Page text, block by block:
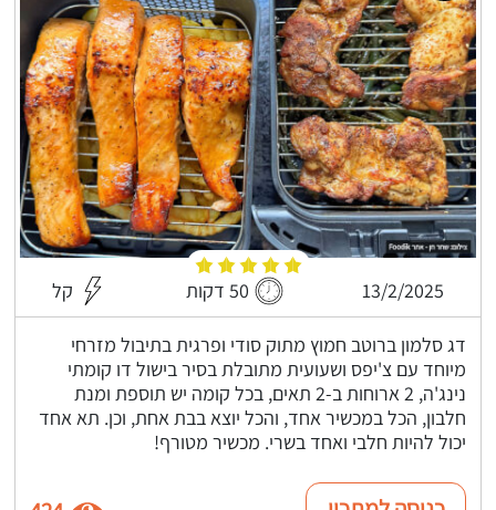
13/2/2025 50 דקות קל
דג סלמון ברוטב חמוץ מתוק סודי ופרגית בתיבול מזרחי
מיוחד עם צ'יפס ושעועית מתובלת בסיר בישול דו קומתי
נינג'ה, 2 ארוחות ב-2 תאים, בכל קומה יש תוספת ומנת
חלבון, הכל במכשיר אחד, והכל יוצא בבת אחת, וכן. תא אחד
יכול להיות חלבי ואחד בשרי. מכשיר מטורף!